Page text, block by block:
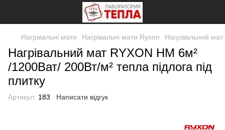
Нагрівальні мати Нагрівальні мати Ryxon Нагрівальний
Нагрівальний мат RYXON HM 6м²
/1200Ват/ 200Вт/м² тепла підлога під
плитку
Артикул: 183 Написати відгук